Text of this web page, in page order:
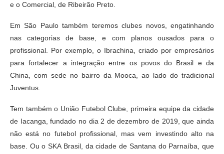
e o Comercial, de Ribeirão Preto.
Em São Paulo também teremos clubes novos, engatinhando
nas categorias de base, e com planos ousados para o
profissional. Por exemplo, o Ibrachina, criado por empresários
para fortalecer a integração entre os povos do Brasil e da
China, com sede no bairro da Mooca, ao lado do tradicional
Juventus.
Tem também o União Futebol Clube, primeira equipe da cidade
de Iacanga, fundado no dia 2 de dezembro de 2019, que ainda
não está no futebol profissional, mas vem investindo alto na
base. Ou o SKA Brasil, da cidade de Santana do Parnaíba, que